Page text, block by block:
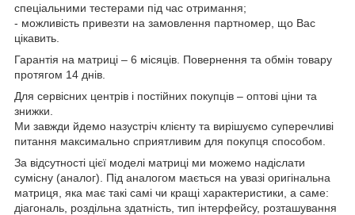
спеціальними тестерами під час отримання;
- можливість привезти на замовлення партномер, що Вас
цікавить.
Гарантія на матриці – 6 місяців. Повернення та обмін товару
протягом 14 днів.
Для сервісних центрів і постійних покупців – оптові ціни та
знижки.
Ми завжди йдемо назустріч клієнту та вирішуємо суперечливі
питання максимально сприятливим для покупця способом.
За відсутності цієї моделі матриці ми можемо надіслати
сумісну (аналог). Під аналогом мається на увазі оригінальна
матриця, яка має такі самі чи кращі характеристики, а саме:
діагональ, роздільна здатність, тип інтерфейсу, розташування